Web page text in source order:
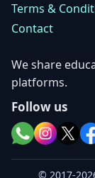
Terms &
Contact
We share
platforms.
Follow us
© 2017-